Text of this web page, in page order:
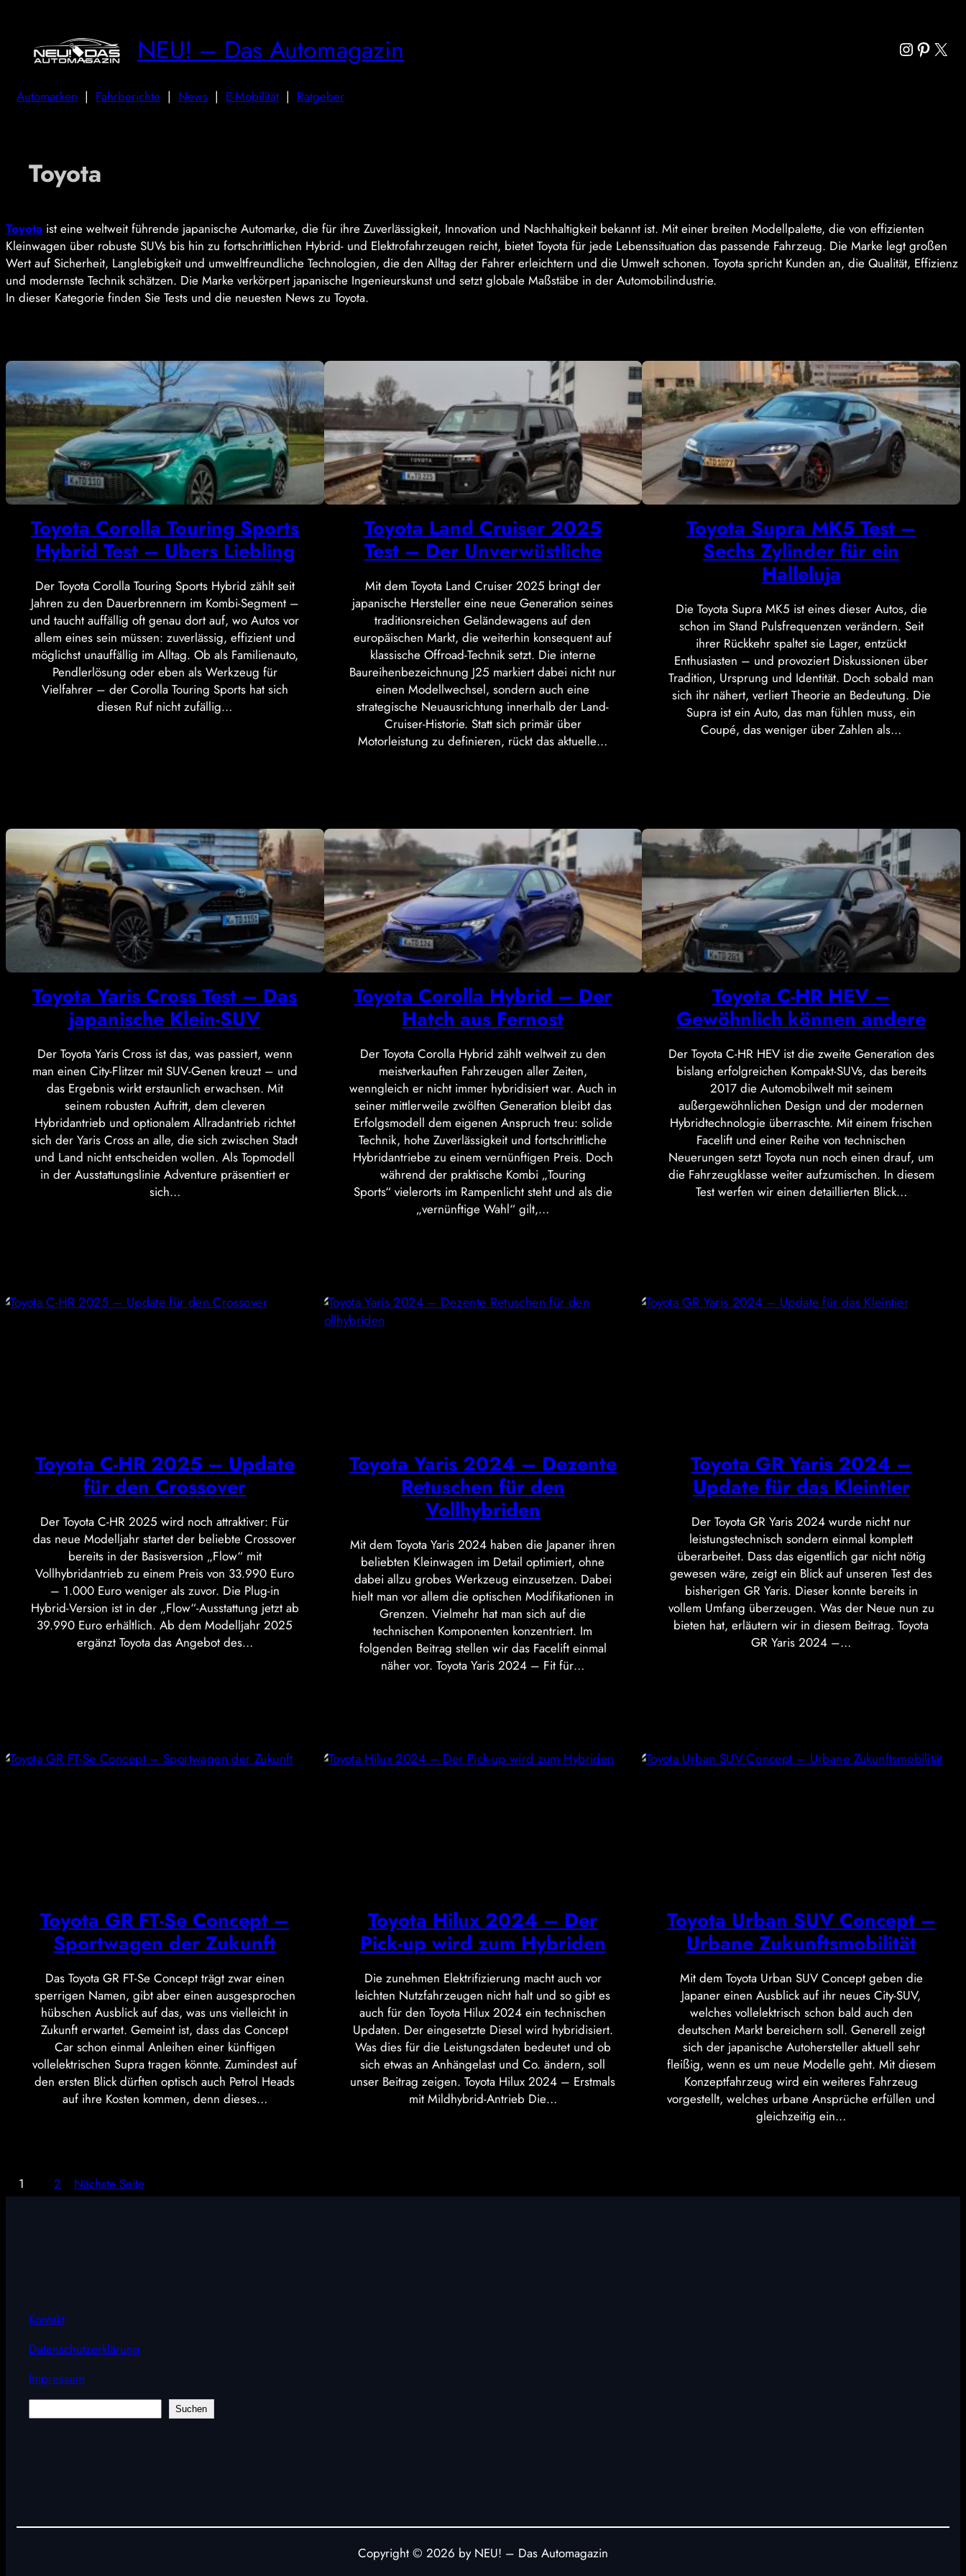
NEU! – Das Automagazin X
Automarken | Fahrberichte | News | E-Mobilität | Ratgeber
Toyota
Toyota ist eine weltweit führende japanische Automarke, die für ihre Zuverlässigkeit, Innovation und Nachhaltigkeit bekannt ist. Mit einer breiten Modellpalette, die von effizienten
Kleinwagen über robuste SUVs bis hin zu fortschrittlichen Hybrid- und Elektrofahrzeugen reicht, bietet Toyota für jede Lebenssituation das passende Fahrzeug. Die Marke legt großen
Wert auf Sicherheit, Langlebigkeit und umweltfreundliche Technologien, die den Alltag der Fahrer erleichtern und die Umwelt schonen. Toyota spricht Kunden an, die Qualität, Effizienz
und modernste Technik schätzen. Die Marke verkörpert japanische Ingenieurskunst und setzt globale Maßstäbe in der Automobilindustrie.
In dieser Kategorie finden Sie Tests und die neuesten News zu Toyota.
Toyota Corolla Touring Sports
Hybrid Test – Ubers Liebling
Der Toyota Corolla Touring Sports Hybrid zählt seit
Jahren zu den Dauerbrennern im Kombi-Segment –
und taucht auffällig oft genau dort auf, wo Autos vor
allem eines sein müssen: zuverlässig, effizient und
möglichst unauffällig im Alltag. Ob als Familienauto,
Pendlerlösung oder eben als Werkzeug für
Vielfahrer – der Corolla Touring Sports hat sich
diesen Ruf nicht zufällig…
Toyota Land Cruiser 2025
Test – Der Unverwüstliche
Mit dem Toyota Land Cruiser 2025 bringt der
japanische Hersteller eine neue Generation seines
traditionsreichen Geländewagens auf den
europäischen Markt, die weiterhin konsequent auf
klassische Offroad-Technik setzt. Die interne
Baureihenbezeichnung J25 markiert dabei nicht nur
einen Modellwechsel, sondern auch eine
strategische Neuausrichtung innerhalb der Land-
Cruiser-Historie. Statt sich primär über
Motorleistung zu definieren, rückt das aktuelle…
Toyota Supra MK5 Test –
Sechs Zylinder für ein
Halleluja
Die Toyota Supra MK5 ist eines dieser Autos, die
schon im Stand Pulsfrequenzen verändern. Seit
ihrer Rückkehr spaltet sie Lager, entzückt
Enthusiasten – und provoziert Diskussionen über
Tradition, Ursprung und Identität. Doch sobald man
sich ihr nähert, verliert Theorie an Bedeutung. Die
Supra ist ein Auto, das man fühlen muss, ein
Coupé, das weniger über Zahlen als…
Toyota Yaris Cross Test – Das
japanische Klein-SUV
Der Toyota Yaris Cross ist das, was passiert, wenn
man einen City-Flitzer mit SUV-Genen kreuzt – und
das Ergebnis wirkt erstaunlich erwachsen. Mit
seinem robusten Auftritt, dem cleveren
Hybridantrieb und optionalem Allradantrieb richtet
sich der Yaris Cross an alle, die sich zwischen Stadt
und Land nicht entscheiden wollen. Als Topmodell
in der Ausstattungslinie Adventure präsentiert er
sich…
Toyota Corolla Hybrid – Der
Hatch aus Fernost
Der Toyota Corolla Hybrid zählt weltweit zu den
meistverkauften Fahrzeugen aller Zeiten,
wenngleich er nicht immer hybridisiert war. Auch in
seiner mittlerweile zwölften Generation bleibt das
Erfolgsmodell dem eigenen Anspruch treu: solide
Technik, hohe Zuverlässigkeit und fortschrittliche
Hybridantriebe zu einem vernünftigen Preis. Doch
während der praktische Kombi „Touring
Sports“ vielerorts im Rampenlicht steht und als die
„vernünftige Wahl“ gilt,…
Toyota C-HR HEV –
Gewöhnlich können andere
Der Toyota C-HR HEV ist die zweite Generation des
bislang erfolgreichen Kompakt-SUVs, das bereits
2017 die Automobilwelt mit seinem
außergewöhnlichen Design und der modernen
Hybridtechnologie überraschte. Mit einem frischen
Facelift und einer Reihe von technischen
Neuerungen setzt Toyota nun noch einen drauf, um
die Fahrzeugklasse weiter aufzumischen. In diesem
Test werfen wir einen detaillierten Blick…
Toyota C-HR 2025 – Update
für den Crossover
Der Toyota C-HR 2025 wird noch attraktiver: Für
das neue Modelljahr startet der beliebte Crossover
bereits in der Basisversion „Flow“ mit
Vollhybridantrieb zu einem Preis von 33.990 Euro
– 1.000 Euro weniger als zuvor. Die Plug-in
Hybrid-Version ist in der „Flow“-Ausstattung jetzt ab
39.990 Euro erhältlich. Ab dem Modelljahr 2025
ergänzt Toyota das Angebot des…
Toyota Yaris 2024 – Dezente
Retuschen für den
Vollhybriden
Mit dem Toyota Yaris 2024 haben die Japaner ihren
beliebten Kleinwagen im Detail optimiert, ohne
dabei allzu grobes Werkzeug einzusetzen. Dabei
hielt man vor allem die optischen Modifikationen in
Grenzen. Vielmehr hat man sich auf die
technischen Komponenten konzentriert. Im
folgenden Beitrag stellen wir das Facelift einmal
näher vor. Toyota Yaris 2024 – Fit für…
Toyota GR Yaris 2024 –
Update für das Kleintier
Der Toyota GR Yaris 2024 wurde nicht nur
leistungstechnisch sondern einmal komplett
überarbeitet. Dass das eigentlich gar nicht nötig
gewesen wäre, zeigt ein Blick auf unseren Test des
bisherigen GR Yaris. Dieser konnte bereits in
vollem Umfang überzeugen. Was der Neue nun zu
bieten hat, erläutern wir in diesem Beitrag. Toyota
GR Yaris 2024 –…
Toyota GR FT-Se Concept –
Sportwagen der Zukunft
Das Toyota GR FT-Se Concept trägt zwar einen
sperrigen Namen, gibt aber einen ausgesprochen
hübschen Ausblick auf das, was uns vielleicht in
Zukunft erwartet. Gemeint ist, dass das Concept
Car schon einmal Anleihen einer künftigen
vollelektrischen Supra tragen könnte. Zumindest auf
den ersten Blick dürften optisch auch Petrol Heads
auf ihre Kosten kommen, denn dieses…
Toyota Hilux 2024 – Der
Pick-up wird zum Hybriden
Die zunehmen Elektrifizierung macht auch vor
leichten Nutzfahrzeugen nicht halt und so gibt es
auch für den Toyota Hilux 2024 ein technischen
Updaten. Der eingesetzte Diesel wird hybridisiert.
Was dies für die Leistungsdaten bedeutet und ob
sich etwas an Anhängelast und Co. ändern, soll
unser Beitrag zeigen. Toyota Hilux 2024 – Erstmals
mit Mildhybrid-Antrieb Die…
Toyota Urban SUV Concept –
Urbane Zukunftsmobilität
Mit dem Toyota Urban SUV Concept geben die
Japaner einen Ausblick auf ihr neues City-SUV,
welches vollelektrisch schon bald auch den
deutschen Markt bereichern soll. Generell zeigt
sich der japanische Autohersteller aktuell sehr
fleißig, wenn es um neue Modelle geht. Mit diesem
Konzeptfahrzeug wird ein weiteres Fahrzeug
vorgestellt, welches urbane Ansprüche erfüllen und
gleichzeitig ein…
1 2 Nächste Seite
Kontakt
Datenschutzerklärung
Impressum
Suchen
Copyright © 2026 by NEU! – Das Automagazin